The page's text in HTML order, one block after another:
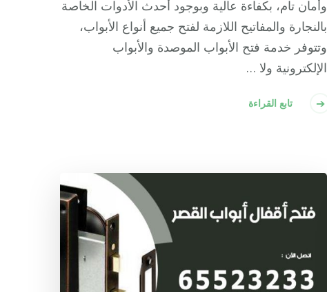
وأمان تام، بكفاءة عالية وبوجود أحدث الأدوات الخاصة
بالنجارة والمفاتيح اللازمة لفتح جميع أنواع الأبواب،
وتتوفر خدمة فتح الأبواب الموصدة والأبواب
الإلكترونية ولا …
تابع القراءة